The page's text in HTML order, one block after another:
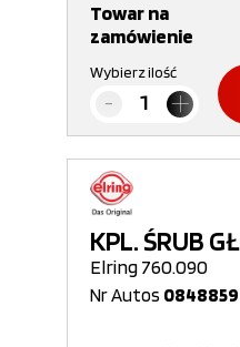
Towar na
zamówienie
Wybierz ilość
KPL. ŚRUB
Elring 760.090
Nr Autos 0848859